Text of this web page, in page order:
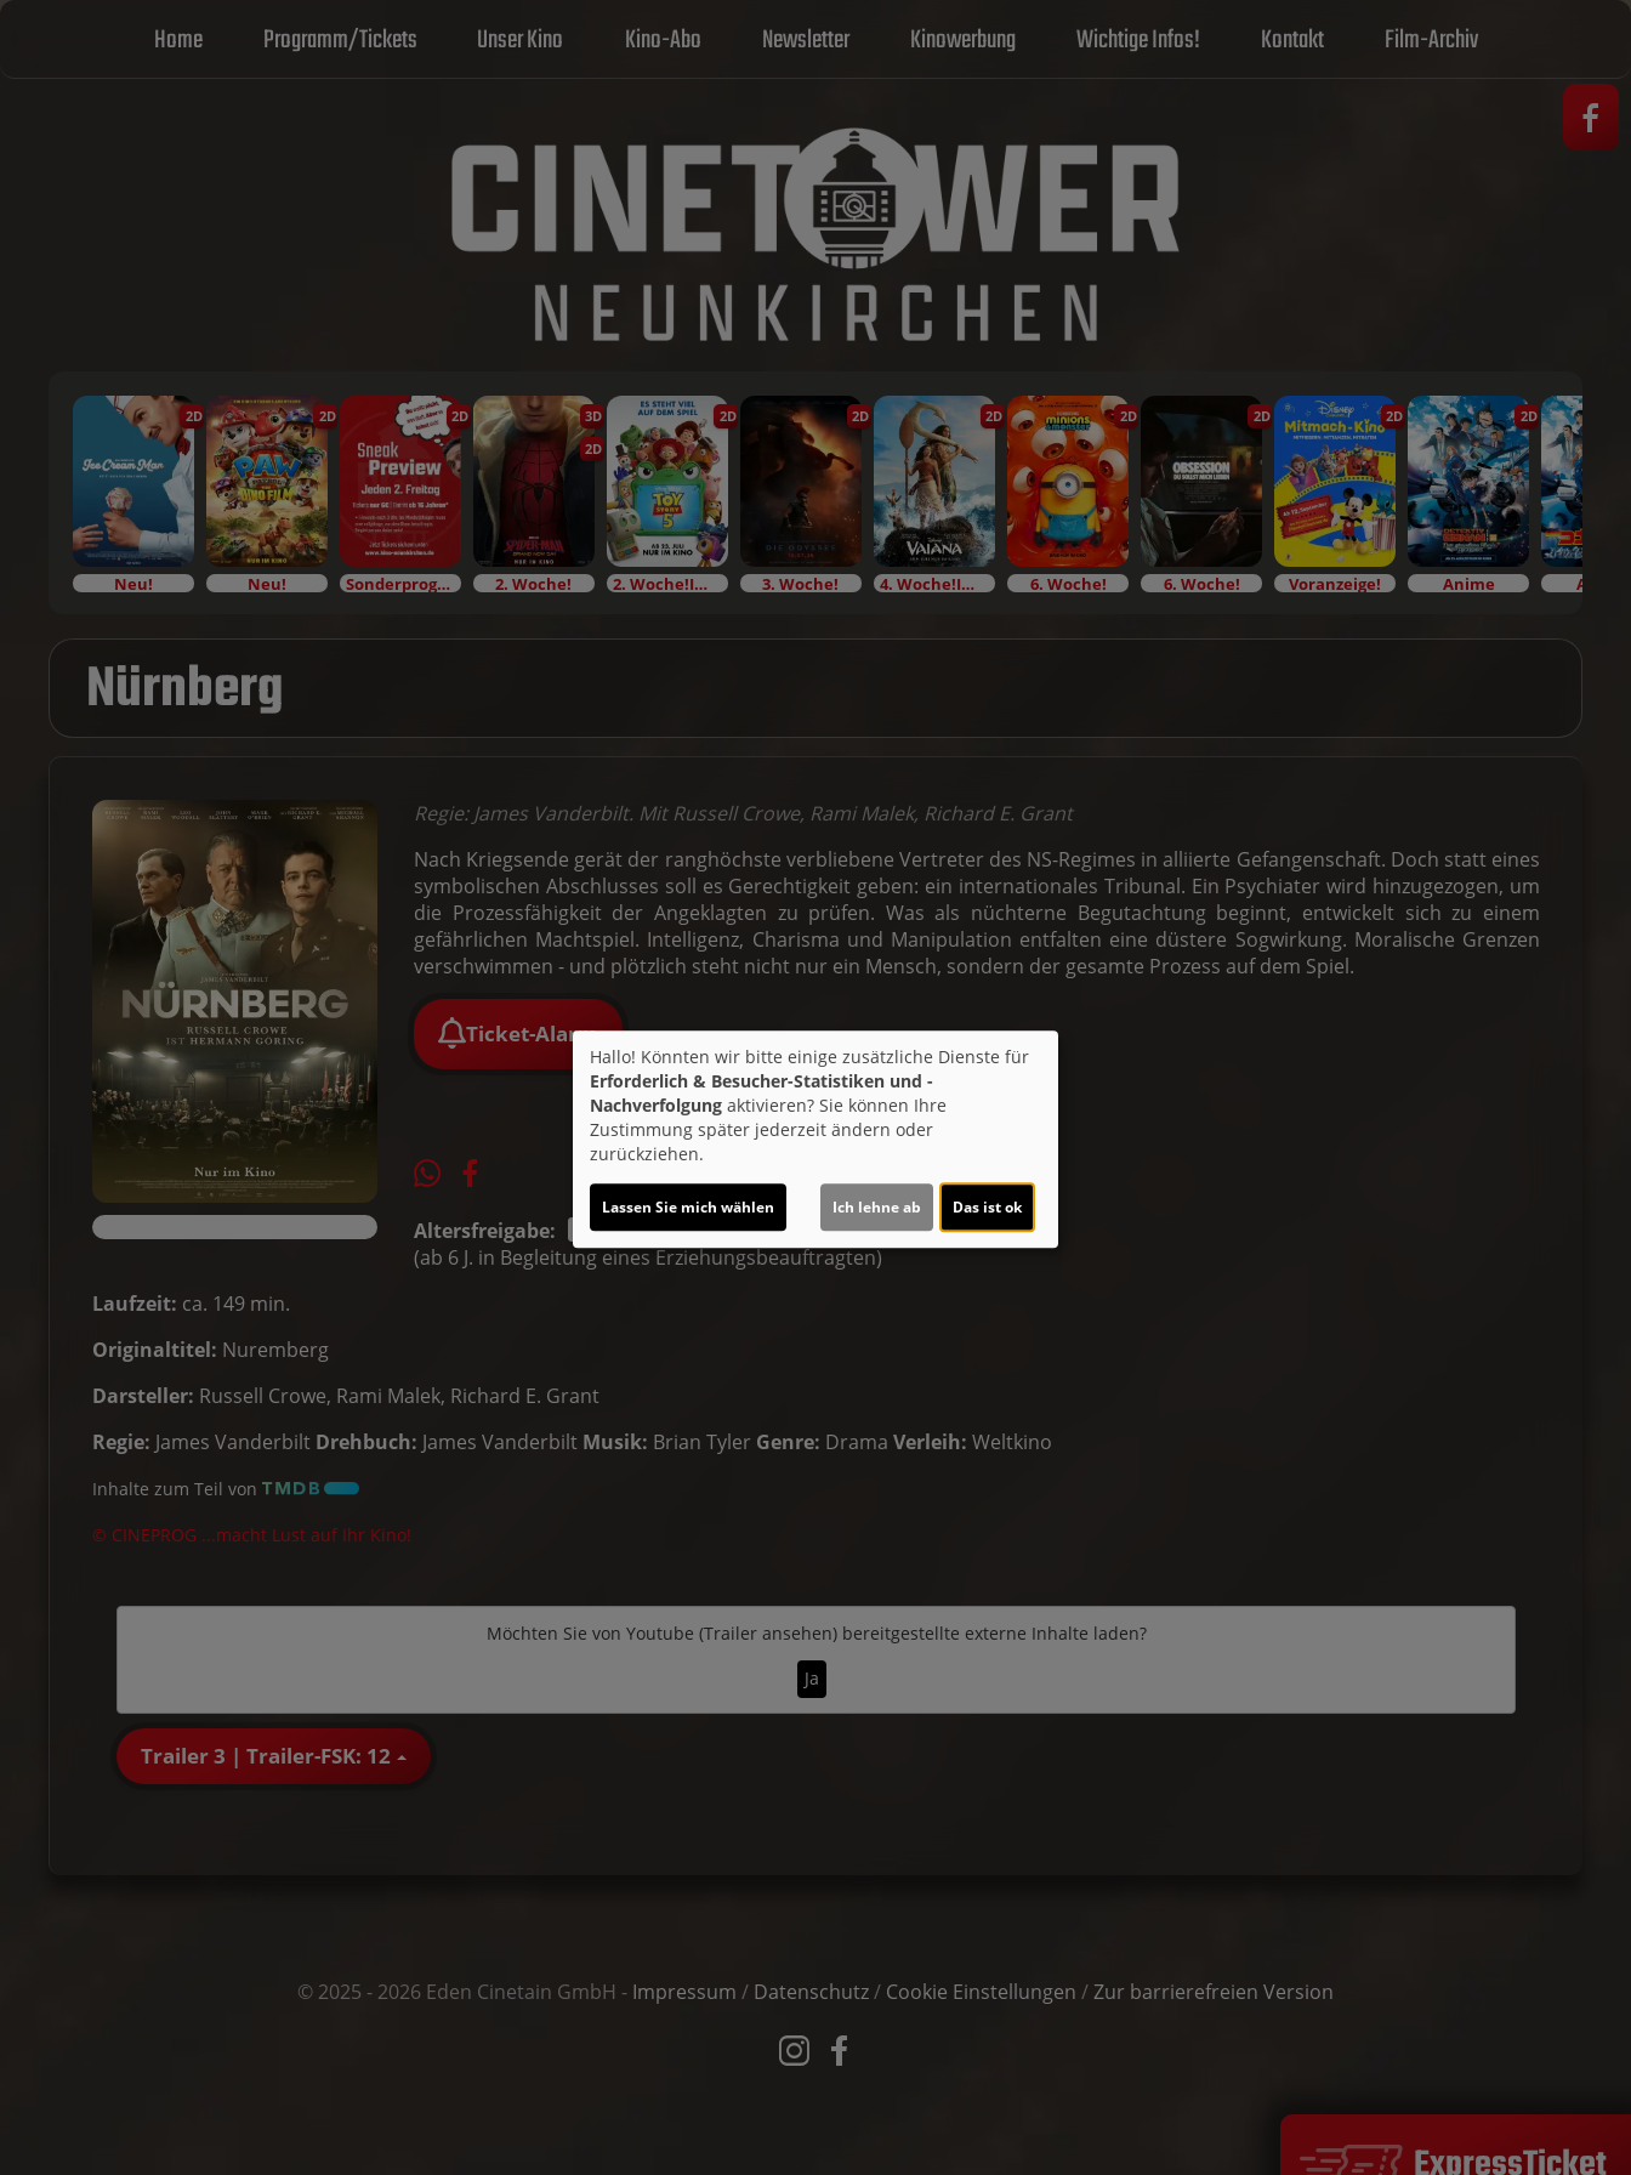
Home Programm/Tickets Unser Kino Kino-Abo Newsletter Kinowerbung Wichtige Infos! Kontakt Film-Archiv
2D
Neu!
2D
Neu!
2D
Sonderprogramm
3D
2D
2. Woche!
2D
2. Woche!Im Bundesstart
2D
3. Woche!
2D
4. Woche!Im Bundesstart
2D
6. Woche!
2D
6. Woche!
2D
Voranzeige!
2D
Anime Anime
Nürnberg
Regie: James Vanderbilt. Mit Russell Crowe, Rami Malek, Richard E. Grant
Nach Kriegsende gerät der ranghöchste verbliebene Vertreter des NS-Regimes in alliierte Gefangenschaft. Doch statt eines
symbolischen Abschlusses soll es Gerechtigkeit geben: ein internationales Tribunal. Ein Psychiater wird hinzugezogen, um
die Prozessfähigkeit der Angeklagten zu prüfen. Was als nüchterne Begutachtung beginnt, entwickelt sich zu einem
gefährlichen Machtspiel. Intelligenz, Charisma und Manipulation entfalten eine düstere Sogwirkung. Moralische Grenzen
verschwimmen - und plötzlich steht nicht nur ein Mensch, sondern der gesamte Prozess auf dem Spiel.
Ticket-Alarm
Altersfreigabe:
(ab 6 J. in Begleitung eines Erziehungsbeauftragten)
Laufzeit: ca. 149 min.
Originaltitel: Nuremberg
Darsteller: Russell Crowe, Rami Malek, Richard E. Grant
Regie: James Vanderbilt Drehbuch: James Vanderbilt Musik: Brian Tyler Genre: Drama Verleih: Weltkino
Inhalte zum Teil von
© CINEPROG ...macht Lust auf Ihr Kino!
Möchten Sie von Youtube (Trailer ansehen)bereitgestellte externe Inhalte laden?
Ja
Trailer 3 | Trailer-FSK: 12
© 2025 - 2026 Eden Cinetain GmbH - Impressum / Datenschutz/ Cookie Einstellungen /Zur barrierefreien Version
Hallo! Könnten wir bitte einige zusätzliche Dienste für
Erforderlich & Besucher-Statistiken und -
Nachverfolgung aktivieren? Sie können Ihre
Zustimmung später jederzeit ändern oder
zurückziehen.
Lassen Sie mich wählen Ich lehne ab Das ist ok